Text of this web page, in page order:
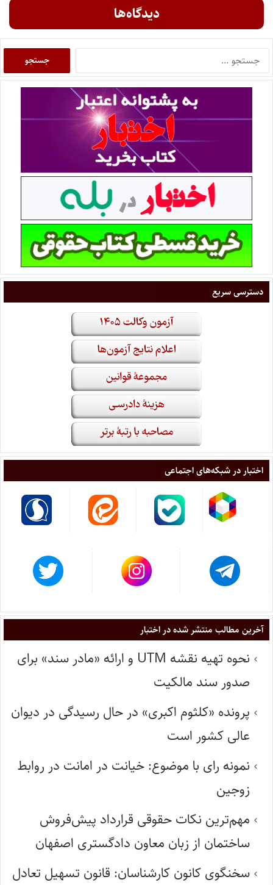
دیدگاه‌ها
دسترسی سریع
اختبار در شبکه‌های اجتماعی
آخرین مطالب منتشر شده در اختبار
نحوه تهیه نقشه UTM و ارائه «مادر سند» برای
صدور سند مالکیت
پرونده «کلثوم اکبری» در حال رسیدگی در دیوان
عالی کشور است
نمونه رای با موضوع: خیانت در امانت در روابط
زوجین
مهم‌ترین نکات حقوقی قرارداد پیش‌فروش
ساختمان از زبان معاون دادگستری اصفهان
سخنگوی کانون کارشناسان: قانون تسهیل تعادل